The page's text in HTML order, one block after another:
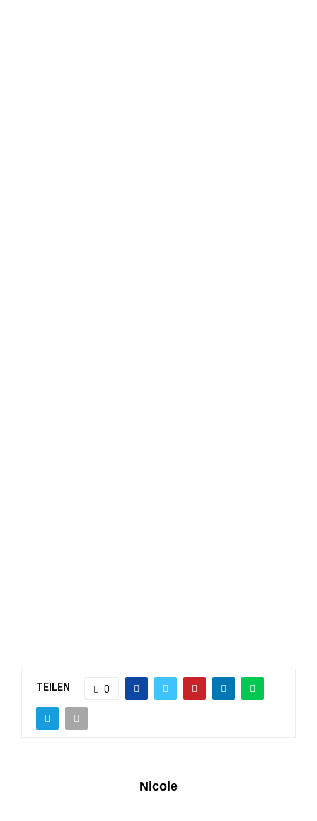
TEILEN 0
Nicole